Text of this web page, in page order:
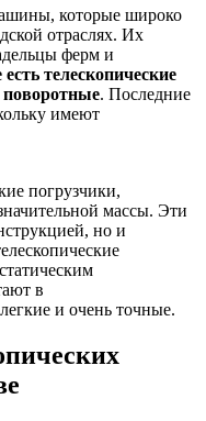
которые широко
отраслях. Их
ферм и
телескопические
поворотные. Последние
имеют
погрузчики,
массы. Эти
но и
в
и очень точные.